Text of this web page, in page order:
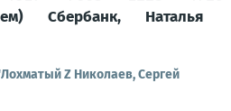
Сбербанк, Наталья
Z Николаев, Сергей